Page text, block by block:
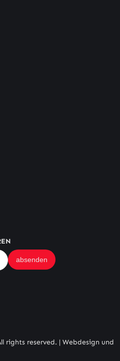
rights reserved. | Webdesign und